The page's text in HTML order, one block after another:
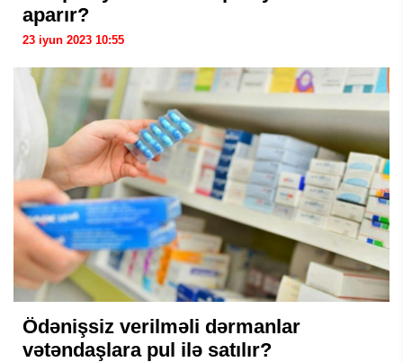
aparır?
23 iyun 2023 10:55
Ödənişsiz verilməli dərmanlar
vətəndaşlara pul ilə satılır?